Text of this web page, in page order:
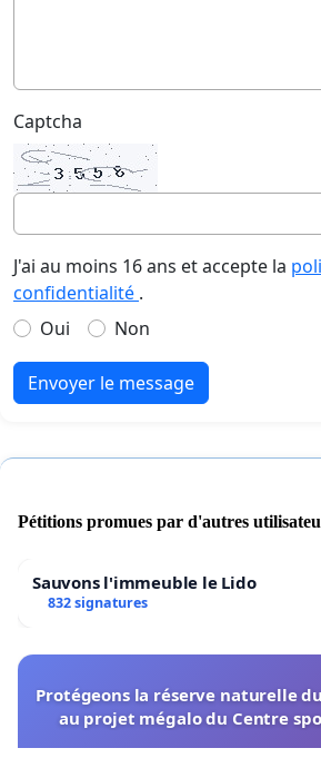
Captcha
J'ai au moins 16 ans et accepte la
confidentialité .
Oui
Non
Envoyer le message
Pétitions promues par d'autres
Sauvons l'immeuble le Lido
832 signatures
Protégeons la réserve naturelle
au projet mégalo du Centre